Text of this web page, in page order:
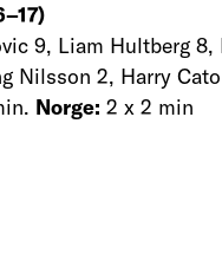
9, Liam Hultberg
Nilsson 2, Harry
Norge: 2 x 2 min